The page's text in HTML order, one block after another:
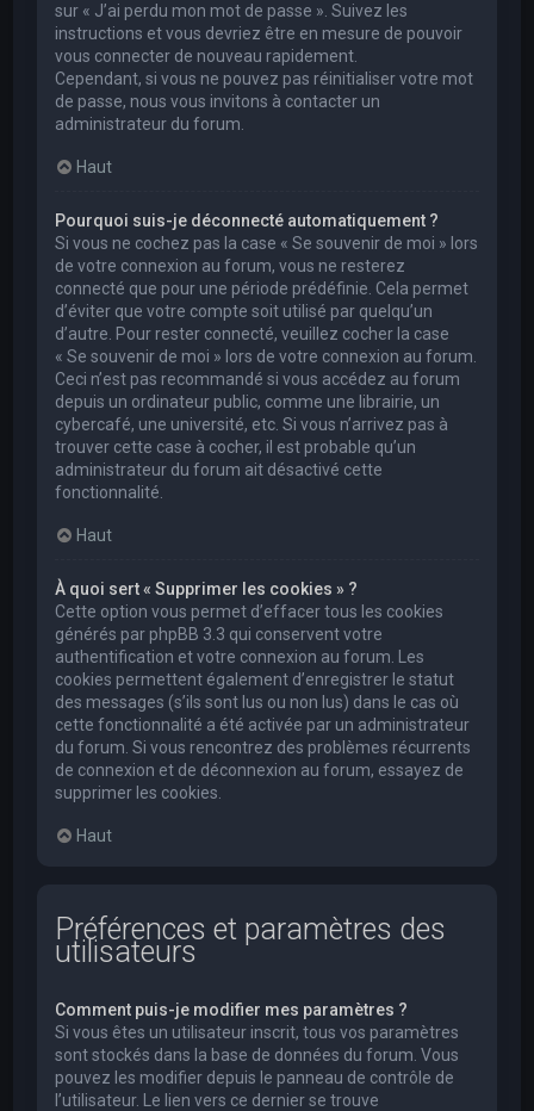
sur « J’ai perdu mon mot de passe ». Suivez les
instructions et vous devriez être en mesure de pouvoir
vous connecter de nouveau rapidement.
Cependant, si vous ne pouvez pas réinitialiser votre mot
de passe, nous vous invitons à contacter un
administrateur du forum.
Haut
Pourquoi suis-je déconnecté automatiquement ?
Si vous ne cochez pas la case « Se souvenir de moi » lors
de votre connexion au forum, vous ne resterez
connecté que pour une période prédéfinie. Cela permet
d’éviter que votre compte soit utilisé par quelqu’un
d’autre. Pour rester connecté, veuillez cocher la case
« Se souvenir de moi » lors de votre connexion au forum.
Ceci n’est pas recommandé si vous accédez au forum
depuis un ordinateur public, comme une librairie, un
cybercafé, une université, etc. Si vous n’arrivez pas à
trouver cette case à cocher, il est probable qu’un
administrateur du forum ait désactivé cette
fonctionnalité.
Haut
À quoi sert « Supprimer les cookies » ?
Cette option vous permet d’effacer tous les cookies
générés par phpBB 3.3 qui conservent votre
authentification et votre connexion au forum. Les
cookies permettent également d’enregistrer le statut
des messages (s’ils sont lus ou non lus) dans le cas où
cette fonctionnalité a été activée par un administrateur
du forum. Si vous rencontrez des problèmes récurrents
de connexion et de déconnexion au forum, essayez de
supprimer les cookies.
Haut
Préférences et paramètres des
utilisateurs
Comment puis-je modifier mes paramètres ?
Si vous êtes un utilisateur inscrit, tous vos paramètres
sont stockés dans la base de données du forum. Vous
pouvez les modifier depuis le panneau de contrôle de
l’utilisateur. Le lien vers ce dernier se trouve